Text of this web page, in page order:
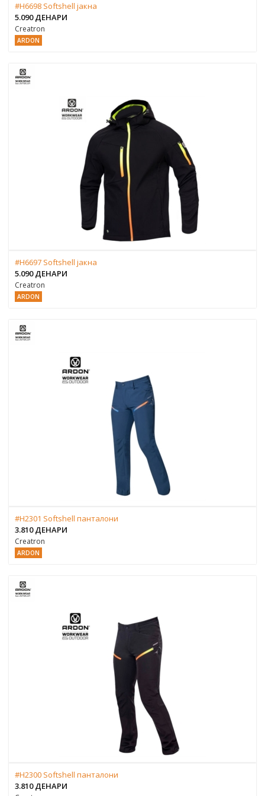
#H6698 Softshell јакна
5.090 ДЕНАРИ
Creatron
ARDON
#H6697 Softshell јакна
5.090 ДЕНАРИ
Creatron
ARDON
#H2301 Softshell панталони
3.810 ДЕНАРИ
Creatron
ARDON
#H2300 Softshell панталони
3.810 ДЕНАРИ